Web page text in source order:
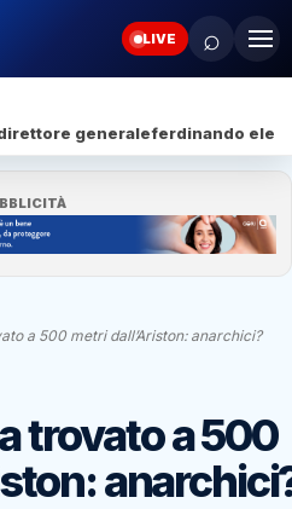
LIVE ⌕
generaleferdinando
a 500 metri dall’Ariston: anarchici?
trovato a 500